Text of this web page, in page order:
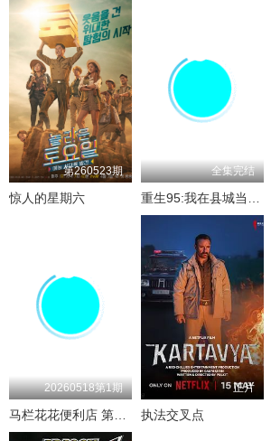
第260523期
惊人的星期六
全集完结
重生95:我在县城当婆罗门整烧烤
20260518第1期
马栏花花便利店 第三季
正片
执法交叉点